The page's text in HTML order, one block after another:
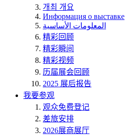
개최 개요
Информация о выставке
المعلومات الأساسية
精彩回顾
精彩瞬间
精彩视频
历届展会回顾
2025 展后报告
我要参观
观众免费登记
差旅安排
2026展商展厅